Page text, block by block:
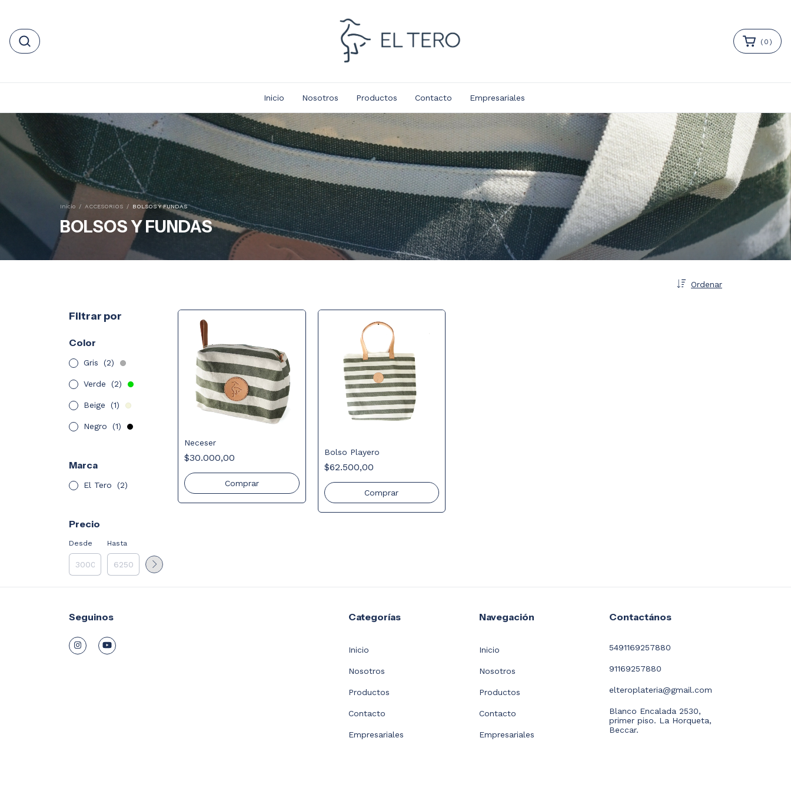
( 0 )
Inicio Nosotros Productos Contacto Empresariales
Inicio / ACCESORIOS / BOLSOS Y FUNDAS
BOLSOS Y FUNDAS
Ordenar
Filtrar por
Color
Gris (2)
Verde (2)
Beige (1)
Negro (1)
Marca
El Tero (2)
Precio
Desde Hasta
Neceser
$30.000,00
Comprar
Bolso Playero
$62.500,00
Comprar
Seguinos Categorías
Inicio
Nosotros
Productos
Contacto
Empresariales
Navegación
Inicio
Nosotros
Productos
Contacto
Empresariales
Contactános
5491169257880
91169257880
elteroplateria@gmail.com
Blanco Encalada 2530,
primer piso. La Horqueta,
Beccar.